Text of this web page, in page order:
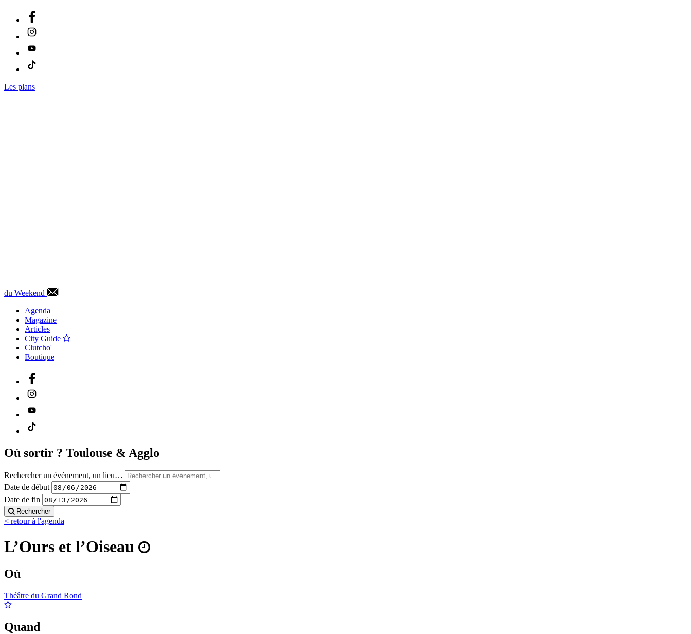
Les plans
du Weekend
Agenda
Magazine
Articles
City Guide
Clutcho'
Boutique
Où sortir ? Toulouse & Agglo
Rechercher un événement, un lieu…
Date de début
Date de fin
Rechercher
< retour à l'agenda
L’Ours et l’Oiseau
Où
Théâtre du Grand Rond
Quand